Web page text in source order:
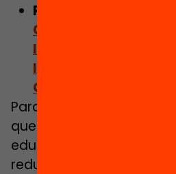
Relacionado:
Cero Abandono
los jóvenes y la
los deberes
Cataluña
Para Cerna, existen
que considera que las
educativas del Estado
reducir la AEP: